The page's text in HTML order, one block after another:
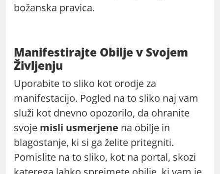
božanska pravica.
Manifestirajte Obilje v Svojem
Življenju
Uporabite to sliko kot orodje za
manifestacijo. Pogled na to sliko naj vam
služi kot dnevno opozorilo, da ohranite
svoje misli usmerjene na obilje in
blagostanje, ki si ga želite pritegniti.
Pomislite na to sliko, kot na portal, skozi